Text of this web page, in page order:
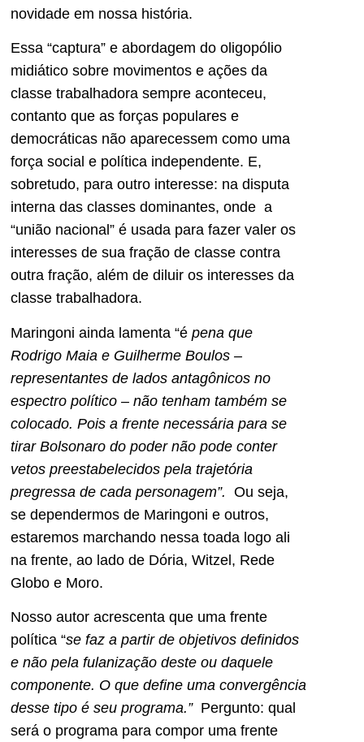
novidade em nossa história.
Essa “captura” e abordagem do oligopólio
midiático sobre movimentos e ações da
classe trabalhadora sempre aconteceu,
contanto que as forças populares e
democráticas não aparecessem como uma
força social e política independente. E,
sobretudo, para outro interesse: na disputa
interna das classes dominantes, onde a
“união nacional” é usada para fazer valer os
interesses de sua fração de classe contra
outra fração, além de diluir os interesses da
classe trabalhadora.
Maringoni ainda lamenta “é pena que
Rodrigo Maia e Guilherme Boulos –
representantes de lados antagônicos no
espectro político – não tenham também se
colocado. Pois a frente necessária para se
tirar Bolsonaro do poder não pode conter
vetos preestabelecidos pela trajetória
pregressa de cada personagem”. Ou seja,
se dependermos de Maringoni e outros,
estaremos marchando nessa toada logo ali
na frente, ao lado de Dória, Witzel, Rede
Globo e Moro.
Nosso autor acrescenta que uma frente
política “se faz a partir de objetivos definidos
e não pela fulanização deste ou daquele
componente. O que define uma convergência
desse tipo é seu programa.” Pergunto: qual
será o programa para compor uma frente